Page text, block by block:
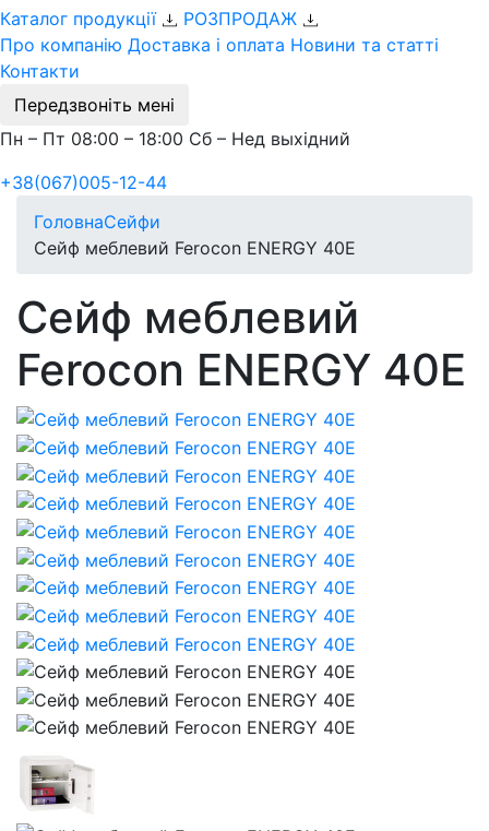
Каталог продукції
РОЗПРОДАЖ
Про компанію Доставка і оплата Новини та статті
Контакти
Передзвоніть мені
Пн – Пт 08:00 – 18:00 Сб – Нед выхідний
+38(067)005-12-44
ГоловнаСейфи
Сейф меблевий Ferocon ENERGY 40Е
Сейф меблевий
Ferocon ENERGY 40Е